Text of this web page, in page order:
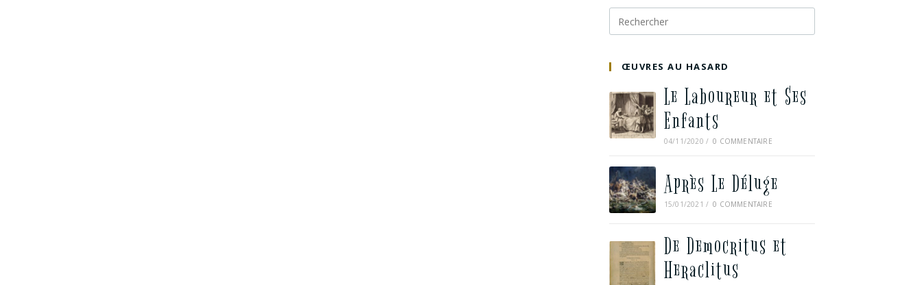
ŒUVRES AU HASARD
Le Laboureur et Ses
Enfants
04/11/2020 / 0 COMMENTAIRE
Après Le Déluge
15/01/2021 / 0 COMMENTAIRE
De Democritus et
Heraclitus